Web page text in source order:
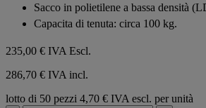
Sacco in polietilene a bassa densità
Capacita di tenuta: circa 100 kg.
235,00 € IVA Escl.
286,70 € IVA incl.
lotto di 50 pezzi 4,70 € IVA escl. per unità